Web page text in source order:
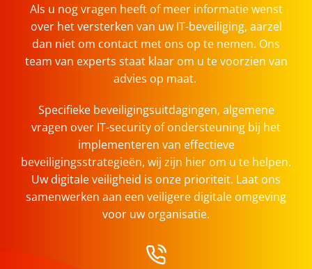
Als u nog vragen heeft of meer informatie wenst
over het versterken van uw IT-beveiliging, aarzel
dan niet om contact met ons op te nemen. Ons
team van experts staat klaar om u te voorzien van
advies op maat.
Specifieke beveiligingsuitdagingen, algemene
vragen over IT-security of ondersteuning bij het
implementeren van effectieve
beveiligingsstrategieën, wij zijn hier om u te helpen.
Uw digitale veiligheid is onze prioriteit. Laat ons
samenwerken aan een veiligere digitale omgeving
voor uw organisatie.